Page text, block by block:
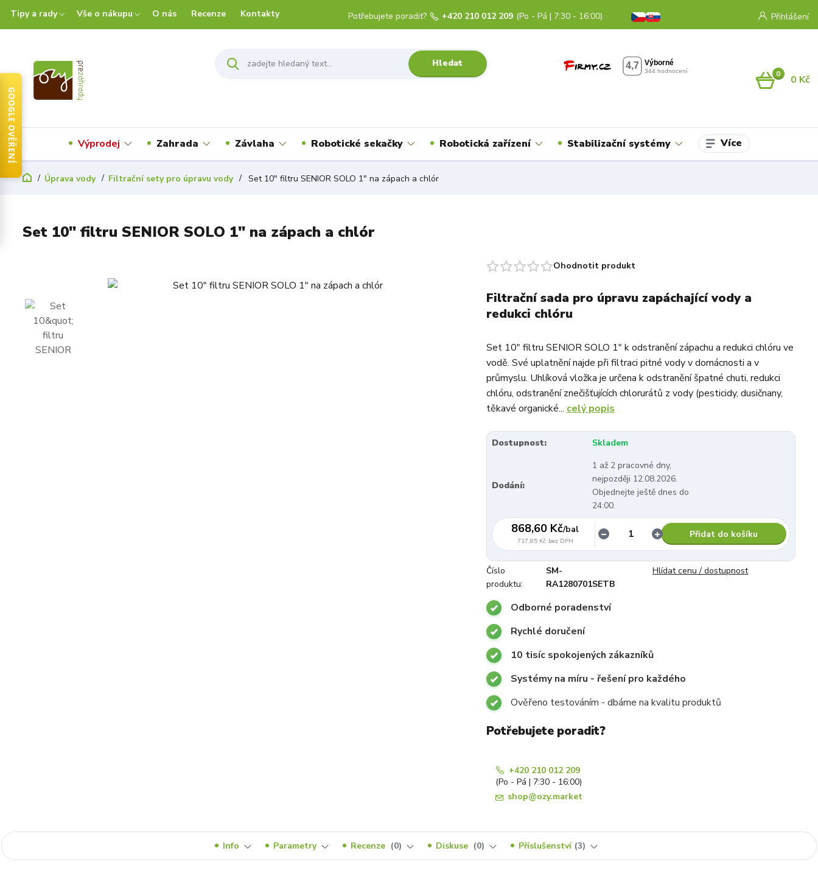
Tipy a rady Vše o nákupu O nás Recenze Kontakty Přihlášení
Hledat
Potřebujete poradit? +420 210 012 209 (Po - Pá | 7:30 - 16:00)
0 0 Kč
Výprodej Zahrada Závlaha Robotické sekačky Robotická zařízení Stabilizační systémy Více
Úprava vody Filtrační sety pro úpravu vody Set 10" filtru SENIOR SOLO 1" na zápach a chlór
Set 10" filtru SENIOR SOLO 1" na zápach a chlór
Ohodnotit produkt
Filtrační sada pro úpravu zapáchající vody a
redukci chlóru
Set 10" filtru SENIOR SOLO 1" k odstranění zápachu a redukci chlóru ve
vodě. Své uplatnění najde při filtraci pitné vody v domácnosti a v
průmyslu. Uhlíková vložka je určena k odstranění špatné chuti, redukci
chlóru, odstranění znečišťujících chlorurátů z vody (pesticidy, dusičnany,
těkavé organické... celý popis
Dostupnost: Skladem
Dodání:
1 až 2 pracovné dny,
nejpozději 12.08.2026.
Objednejte ještě dnes do
24:00.
868,60 Kč/bal
717,85 Kč bez DPH
Přidat do košíku
Číslo
produktu:
SM-
RA1280701SETB
Hlídat cenu / dostupnost
Odborné poradenství
Rychlé doručení
10 tisíc spokojených zákazníků
Systémy na míru - řešení pro každého
Ověřeno testováním - dbáme na kvalitu produktů
Potřebujete poradit?
+420 210 012 209
(Po - Pá | 7:30 - 16:00)
shop@ozy.market
Info Parametry Recenze 0 Diskuse 0 Příslušenství 3
GOOGLE OVĚŘENÍ